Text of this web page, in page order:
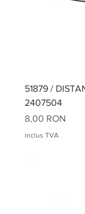
51879 /
2407504
Preț
8,00 RON
inclus TVA